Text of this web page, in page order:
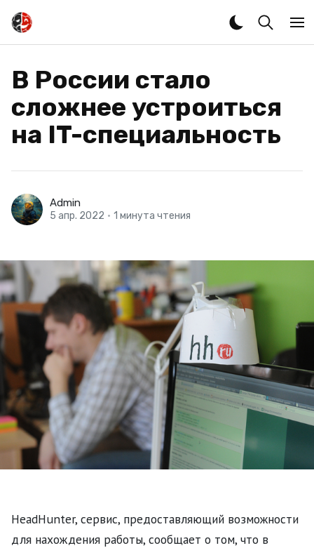
В России стало
сложнее устроиться
на IT-специальность
Admin
5 апр. 2022 • 1 минута чтения
HeadHunter, сервис, предоставляющий возможности
для нахождения работы, сообщает о том, что в